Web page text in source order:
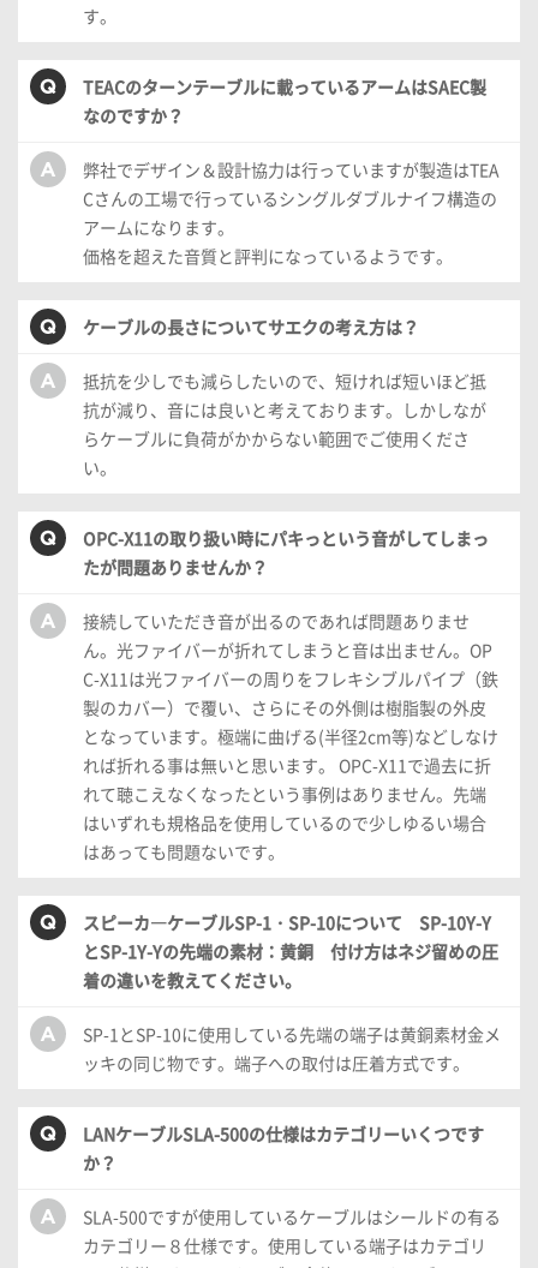
す。
TEACのターンテーブルに載っているアームはSAEC製
なのですか？
弊社でデザイン＆設計協力は行っていますが製造はTEA
Cさんの工場で行っているシングルダブルナイフ構造の
アームになります。
価格を超えた音質と評判になっているようです。
ケーブルの長さについてサエクの考え方は？
抵抗を少しでも減らしたいので、短ければ短いほど抵
抗が減り、音には良いと考えております。しかしなが
らケーブルに負荷がかからない範囲でご使用くださ
い。
OPC-X11の取り扱い時にパキっという音がしてしまっ
たが問題ありませんか？
接続していただき音が出るのであれば問題ありませ
ん。光ファイバーが折れてしまうと音は出ません。OP
C-X11は光ファイバーの周りをフレキシブルパイプ（鉄
製のカバー）で覆い、さらにその外側は樹脂製の外皮
となっています。極端に曲げる(半径2cm等)などしなけ
れば折れる事は無いと思います。 OPC-X11で過去に折
れて聴こえなくなったという事例はありません。先端
はいずれも規格品を使用しているので少しゆるい場合
はあっても問題ないです。
スピーカ―ケーブルSP-1・SP-10について SP-10Y-Y
とSP-1Y-Yの先端の素材：黄銅 付け方はネジ留めの圧
着の違いを教えてください。
SP-1とSP-10に使用している先端の端子は黄銅素材金メ
ッキの同じ物です。端子への取付は圧着方式です。
LANケーブルSLA-500の仕様はカテゴリーいくつです
か？
SLA-500ですが使用しているケーブルはシールドの有る
カテゴリー８仕様です。使用している端子はカテゴリ